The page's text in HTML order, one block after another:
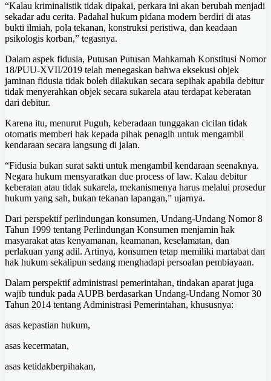
“Kalau kriminalistik tidak dipakai, perkara ini akan berubah menjadi
sekadar adu cerita. Padahal hukum pidana modern berdiri di atas
bukti ilmiah, pola tekanan, konstruksi peristiwa, dan keadaan
psikologis korban,” tegasnya.
Dalam aspek fidusia, Putusan Putusan Mahkamah Konstitusi Nomor
18/PUU-XVII/2019 telah menegaskan bahwa eksekusi objek
jaminan fidusia tidak boleh dilakukan secara sepihak apabila debitur
tidak menyerahkan objek secara sukarela atau terdapat keberatan
dari debitur.
Karena itu, menurut Puguh, keberadaan tunggakan cicilan tidak
otomatis memberi hak kepada pihak penagih untuk mengambil
kendaraan secara langsung di jalan.
“Fidusia bukan surat sakti untuk mengambil kendaraan seenaknya.
Negara hukum mensyaratkan due process of law. Kalau debitur
keberatan atau tidak sukarela, mekanismenya harus melalui prosedur
hukum yang sah, bukan tekanan lapangan,” ujarnya.
Dari perspektif perlindungan konsumen, Undang-Undang Nomor 8
Tahun 1999 tentang Perlindungan Konsumen menjamin hak
masyarakat atas kenyamanan, keamanan, keselamatan, dan
perlakuan yang adil. Artinya, konsumen tetap memiliki martabat dan
hak hukum sekalipun sedang menghadapi persoalan pembiayaan.
Dalam perspektif administrasi pemerintahan, tindakan aparat juga
wajib tunduk pada AUPB berdasarkan Undang-Undang Nomor 30
Tahun 2014 tentang Administrasi Pemerintahan, khususnya:
asas kepastian hukum,
asas kecermatan,
asas ketidakberpihakan,